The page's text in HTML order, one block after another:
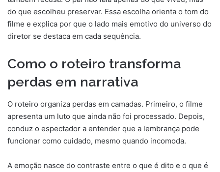
do que escolheu preservar. Essa escolha orienta o tom do
filme e explica por que o lado mais emotivo do universo do
diretor se destaca em cada sequência.
Como o roteiro transforma
perdas em narrativa
O roteiro organiza perdas em camadas. Primeiro, o filme
apresenta um luto que ainda não foi processado. Depois,
conduz o espectador a entender que a lembrança pode
funcionar como cuidado, mesmo quando incomoda.
A emoção nasce do contraste entre o que é dito e o que é